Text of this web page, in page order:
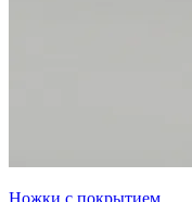
Ножки с покрытием